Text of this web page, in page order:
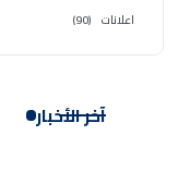
اعلانات (90)
آخر الأخبار